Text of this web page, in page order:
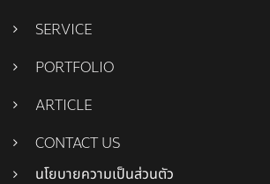
SERVICE
PORTFOLIO
ARTICLE
CONTACT US
นโยบายความเป็นส่วนตัว